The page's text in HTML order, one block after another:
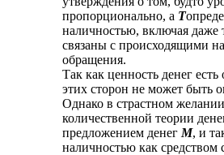
пропорционально, а T
наличностью, включая даже
связаны с происходящими
обращения.
Так как ценность денег
этих сторон не может быть
Однако в страстном
количественной теории
предложением денег М, и
наличностью как средством